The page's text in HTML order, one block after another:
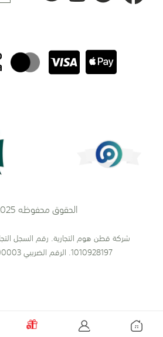
الحقوق محفوظه 2025©
شركة قطن هوم التجارية. رقم السجل
1010928197. الرقم الضريبي 311068443700003